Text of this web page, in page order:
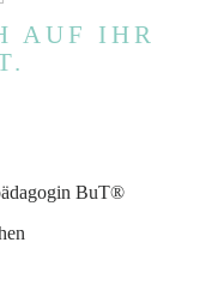
AUF IHR
BuT®